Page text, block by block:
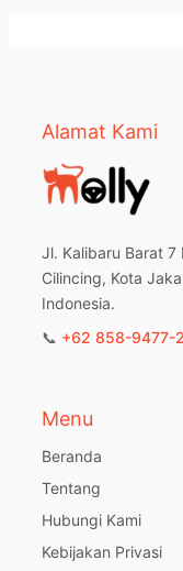
Alamat Kami
Jl. Kalibaru Barat 7
Cilincing, Kota
Indonesia.
📞 +62 858-9477-
Menu
Beranda
Tentang
Hubungi Kami
Kebijakan Privasi